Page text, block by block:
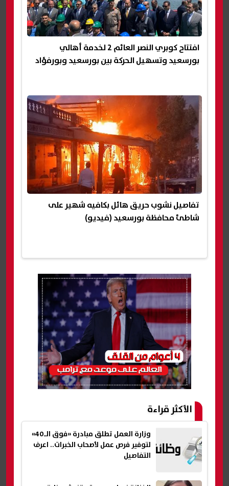
افتتاح كوبري النصر العائم 2 لخدمة أهالي
بورسعيد وتسهيل الحركة بين بورسعيد وبورفؤاد
تفاصيل نشوب حريق هائل بكافيه شهير على
شاطئ محافظة بورسعيد (فيديو)
الأكثر قراءة
وزارة العمل تطلق مبادرة «فوق الـ40»
لتوفير فرص عمل لأصحاب الخبرات.. اعرف
التفاصيل